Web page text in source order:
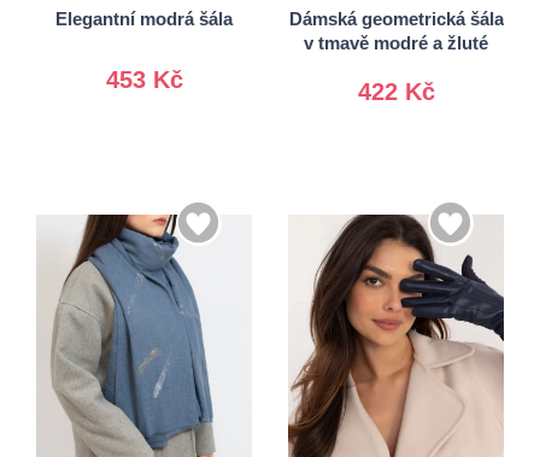
Elegantní modrá šála
453 Kč
Dámská geometrická šála
v tmavě modré a žluté
422 Kč